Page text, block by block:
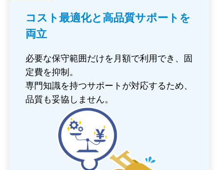
コスト最適化と高品質サポートを
両立
必要な保守範囲だけを月額で利用でき、固
定費を抑制。
専門知識を持つサポートが対応するため、
品質も妥協しません。
像